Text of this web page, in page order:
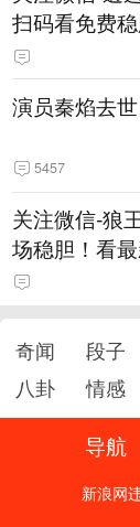
扫码看免费
演员秦焰去世
5457
关注微信-狼
场稳胆！看
奇闻 段子
八卦
情感
导航
新浪网